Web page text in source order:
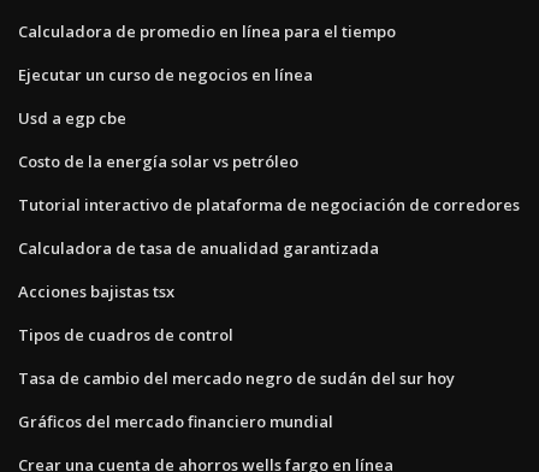
Calculadora de promedio en línea para el tiempo
Ejecutar un curso de negocios en línea
Usd a egp cbe
Costo de la energía solar vs petróleo
Tutorial interactivo de plataforma de negociación de corredores
Calculadora de tasa de anualidad garantizada
Acciones bajistas tsx
Tipos de cuadros de control
Tasa de cambio del mercado negro de sudán del sur hoy
Gráficos del mercado financiero mundial
Crear una cuenta de ahorros wells fargo en línea